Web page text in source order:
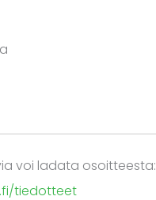
voi ladata osoitteesta:
tiedotteet